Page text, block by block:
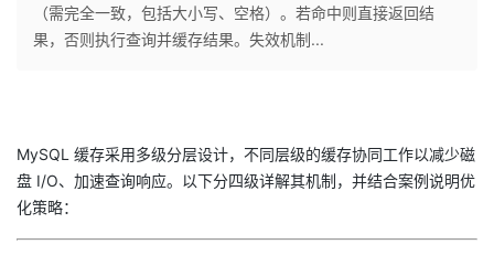
人
我
发
（需完全一致，包括大小写、空格）。若命中则直接返回结
果，否则执行查询并缓存结果。失效机制...
MySQL 缓存采用多级分层设计，不同层级的缓存协同工作以减少磁
盘 I/O、加速查询响应。以下分四级详解其机制，并结合案例说明优
化策略：